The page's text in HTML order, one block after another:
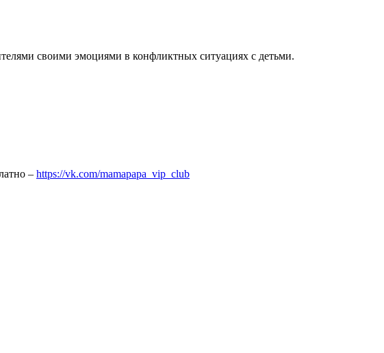
своими эмоциями в конфликтных ситуациях с детьми.
– https://vk.com/mamapapa_vip_club